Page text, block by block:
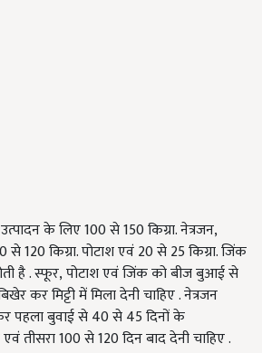
के लिए 100 से 150 किग्रा. नेत्रजन,
से 120 किग्रा. पोटाश एवं 20 से 25 किग्रा. जिंक
है . स्फूर, पोटाश एवं जिंक को बीज बुआई से
कर मिट्टी में मिला देनी चाहिए . नेत्रजन
पहला बुवाई से 40 से 45 दिनों के
तीसरा 100 से 120 दिन बाद देनी चाहिए .